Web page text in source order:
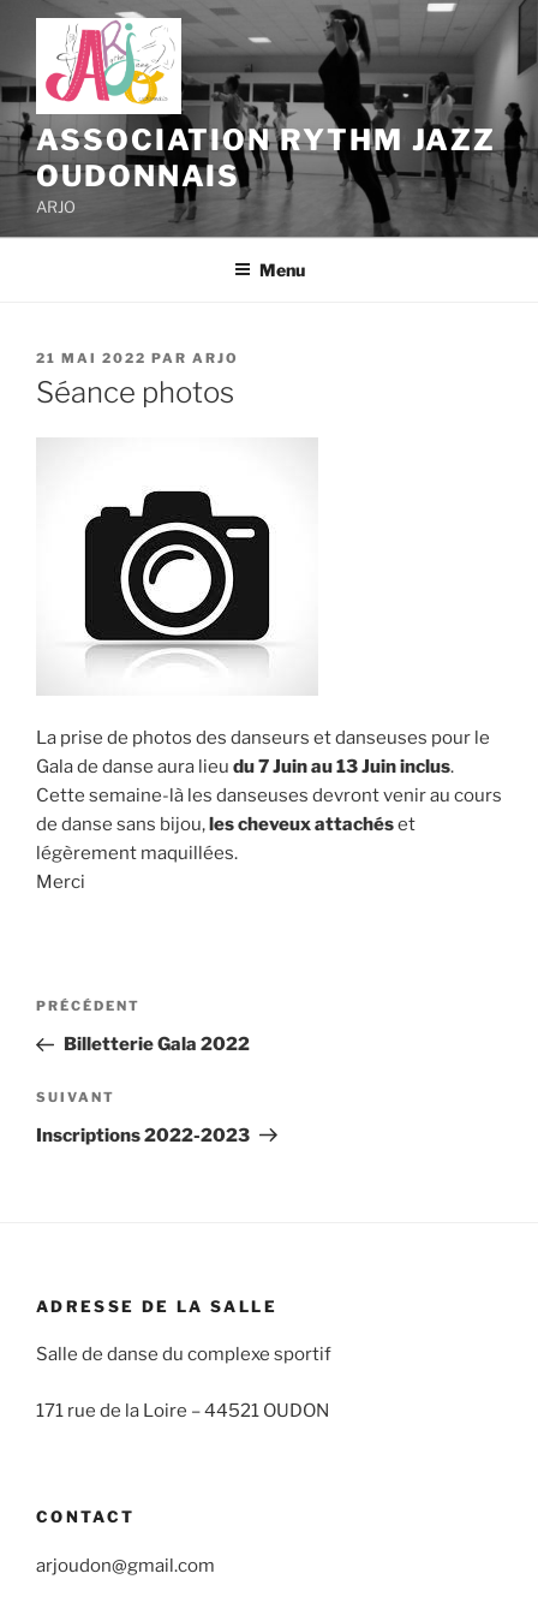
Aller
contenu
principal
ASSOCIATION RYTHM JAZZ
OUDONNAIS
ARJO
Menu
PUBLIÉ
LE
21 MAI 2022 PAR ARJO
Séance photos
La prise de photos des danseurs et danseuses pour le
Gala de danse aura lieu du 7Juin au 13 Juin inclus.
Cette semaine-là les danseuses devront venir au cours
de danse sans bijou,les cheveux attachéset
légèrement maquillées.
Merci
Navigation
l’article
Article
précédent
PRÉCÉDENT
Billetterie Gala 2022
Article
suivant
SUIVANT
Inscriptions 2022-2023
ADRESSE DE LA SALLE
Salle de danse du complexe sportif
171 rue de la Loire –44521 OUDON
CONTACT
arjoudon@gmail.com